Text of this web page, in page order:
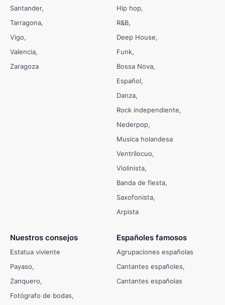
Santander
Tarragona
Vigo
Valencia
Zaragoza
Hip hop
R&B
Deep House
Funk
Bossa Nova
Español
Danza
Rock independiente
Nederpop
Musica holandesa
Ventrílocuo
Violinista
Banda de fiesta
Saxofonista
Arpista
Nuestros consejos
Estatua viviente
Payaso
Zanquero
Fotógrafo de bodas
Españoles famosos
Agrupaciones españolas
Cantantes españoles
Cantantes españolas